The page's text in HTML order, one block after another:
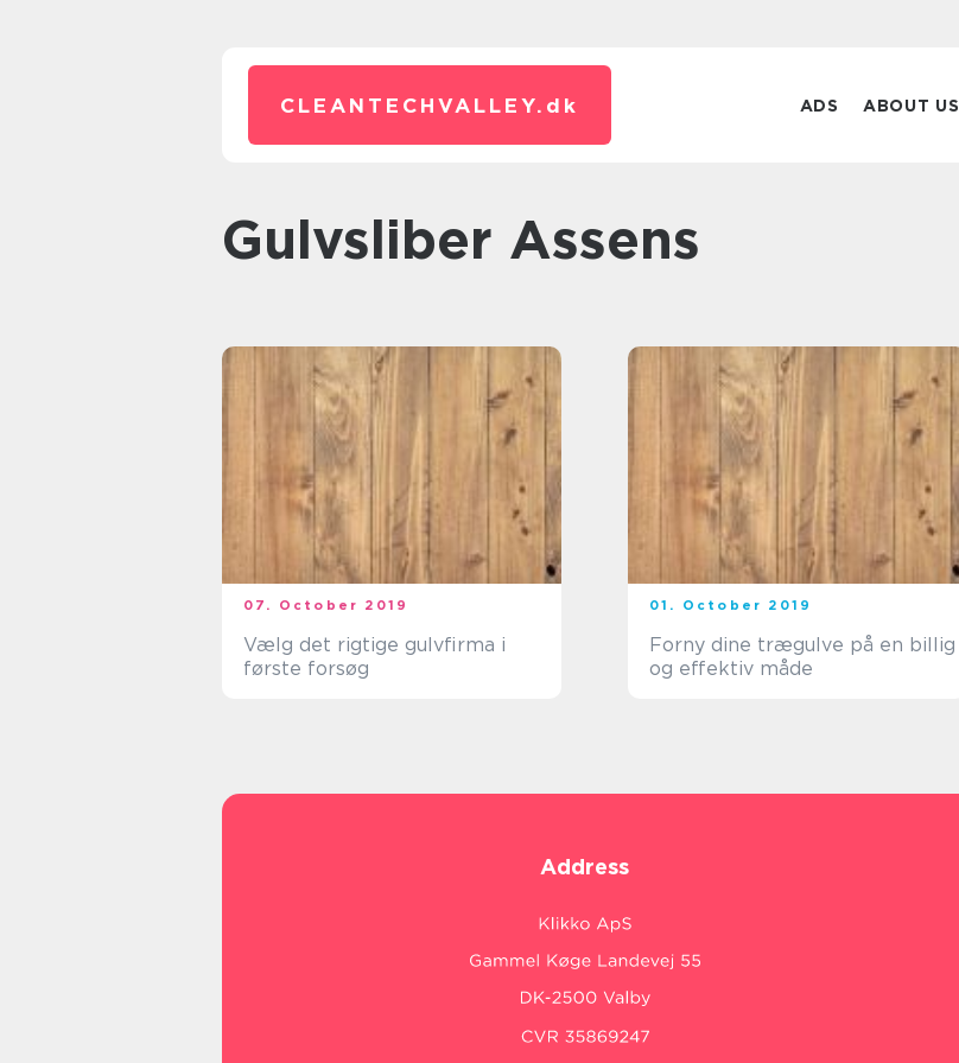
CLEANTECHVALLEY. dk ADS ABOUT US
Gulvsliber Assens
07. October 2019
Vælg det rigtige gulvfirma i
første forsøg
01. October 2019
Forny dine trægulve på en billig
og effektiv måde
Address